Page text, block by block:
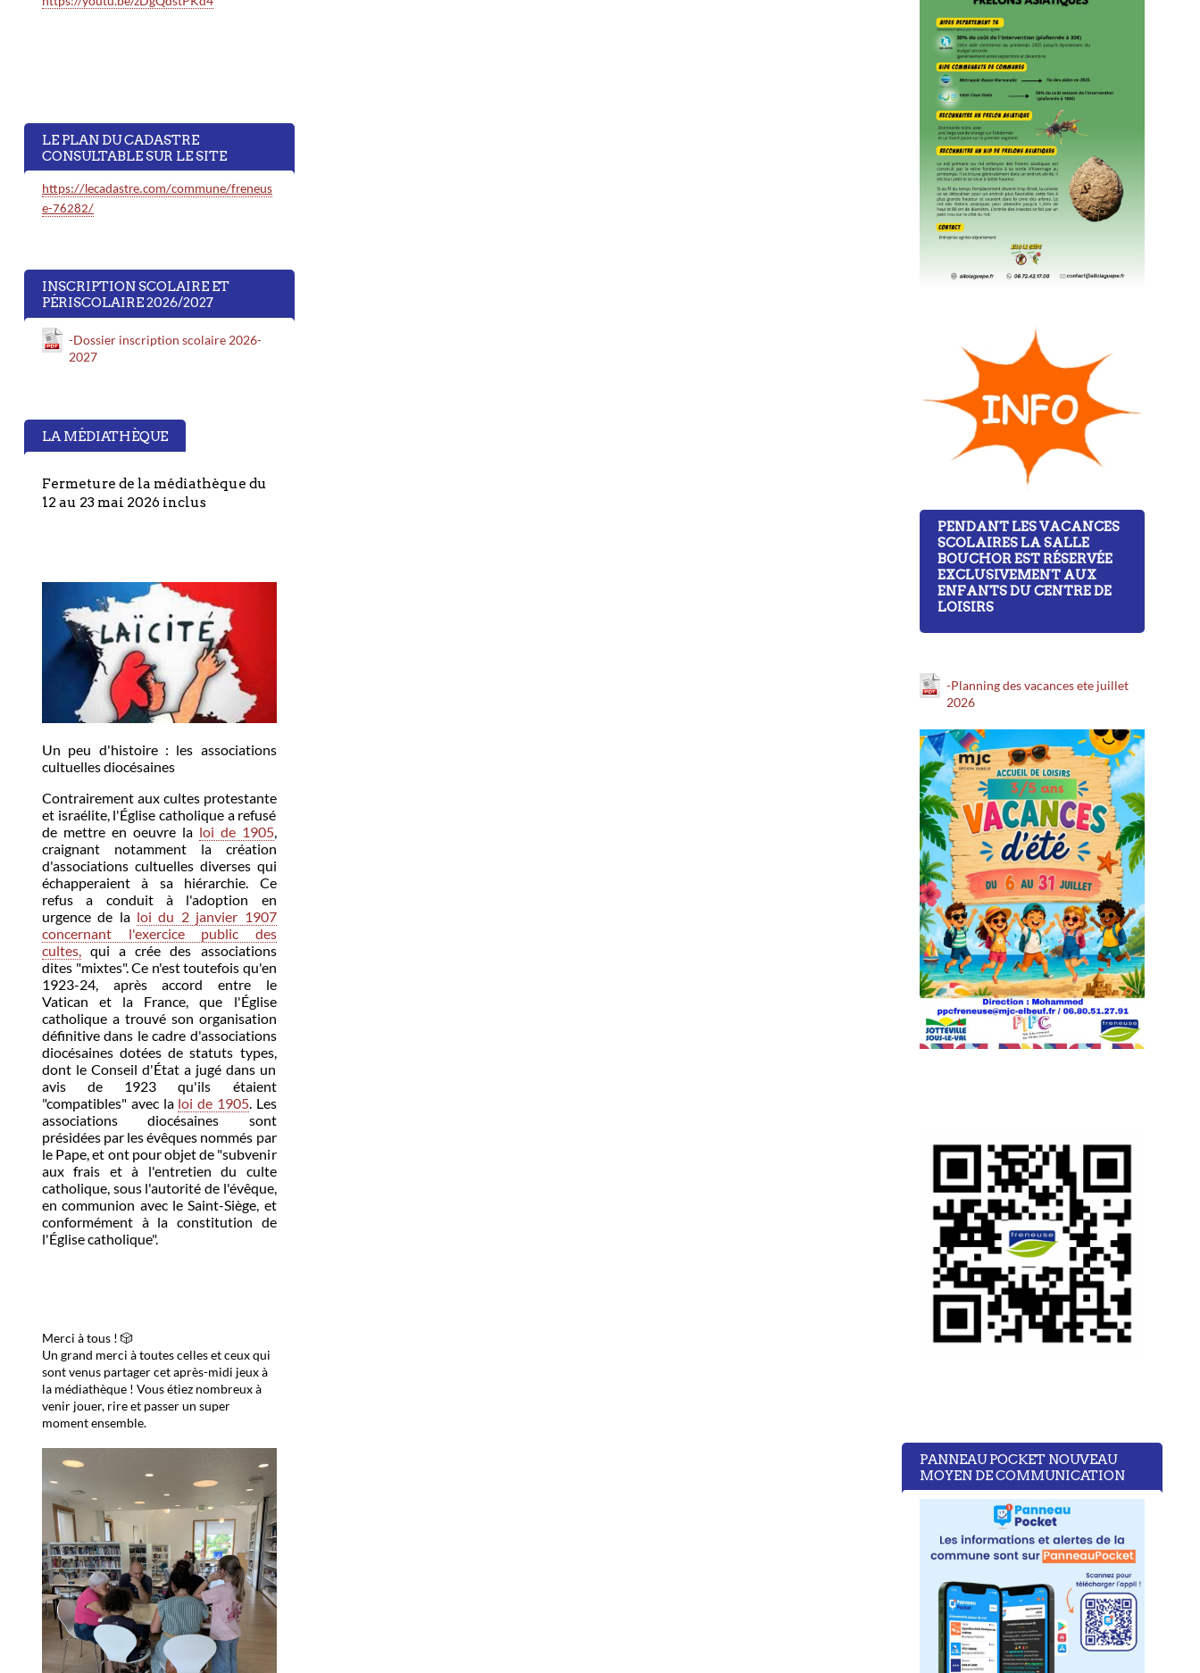
LE PLAN DU CADASTRE
CONSULTABLE SUR LE SITE
https://lecadastre.com/commune/freneus
e-76282/
INSCRIPTION SCOLAIRE ET
PÉRISCOLAIRE 2026/2027
-Dossier inscription scolaire 2026-
2027
LA MÉDIATHÈQUE
Fermeture de la médiathèque du
12 au 23 mai 2026 inclus
Un peu d'histoire : les associations
cultuelles diocésaines
Contrairement aux cultes protestante
et israélite, l'Église catholique a refusé
de mettre en oeuvre la loi de 1905,
craignant notamment la création
d'associations cultuelles diverses qui
échapperaient à sa hiérarchie. Ce
refus a conduit à l'adoption en
urgence de la loi du 2 janvier 1907
concernant l'exercice public des
cultes, qui a crée des associations
dites "mixtes". Ce n'est toutefois qu'en
1923-24, après accord entre le
Vatican et la France, que l'Église
catholique a trouvé son organisation
définitive dans le cadre d'associations
diocésaines dotées de statuts types,
dont le Conseil d'État a jugé dans un
avis de 1923 qu'ils étaient
"compatibles" avec la loi de 1905. Les
associations diocésaines sont
présidées par les évêques nommés par
le Pape, et ont pour objet de "subvenir
aux frais et à l'entretien du culte
catholique, sous l'autorité de l'évêque,
en communion avec le Saint-Siège, et
conformément à la constitution de
l'Église catholique".
Merci à tous ! 🎲
Un grand merci à toutes celles et ceux qui
sont venus partager cet après-midi jeux à
la médiathèque ! Vous étiez nombreux à
venir jouer, rire et passer un super
moment ensemble.
PENDANT LES VACANCES
SCOLAIRES LA SALLE
BOUCHOR EST RÉSERVÉE
EXCLUSIVEMENT AUX
ENFANTS DU CENTRE DE
LOISIRS
-Planning des vacances ete juillet
2026
PANNEAU POCKET NOUVEAU
MOYEN DE COMMUNICATION